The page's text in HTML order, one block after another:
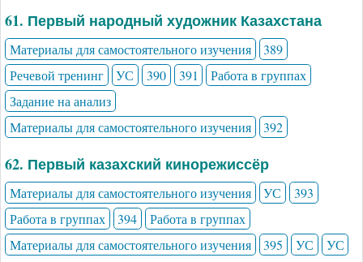
61. Первый народный художник Казахстана
Материалы для самостоятельного изучения
389
Речевой тренинг
УС 390 391
Работа в группах
Задание на анализ
Материалы для самостоятельного изучения
392
62. Первый казахский кинорежиссёр
Материалы для самостоятельного изучения УС
393
Работа в группах
394
Работа в группах
Материалы для самостоятельного изучения
395 УС УС